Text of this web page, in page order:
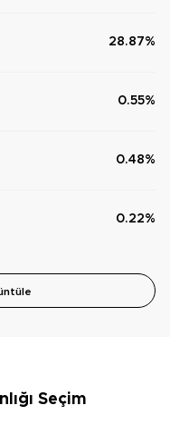
28.87%
0.55%
0.48%
0.22%
Seçim